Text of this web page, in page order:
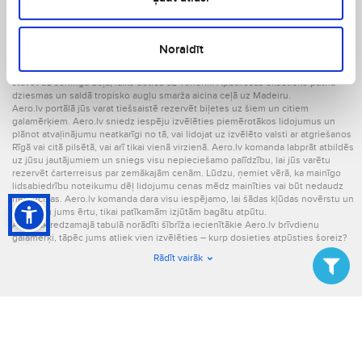
Noraidīt
ērti un bez raizēm. Izvēlieties čarterreisus un ceļojiet lētāk ar Aero.lv. Ja
nezināt, kas ir čarterreiss – tas ir grafikā neiekļauts lidojums uz jūsu izvēlēto
brīvdienu galamērķi.
Ja bieži sapņojat par relaksējošiem, bezrūpīgiem atpūtas mirkļiem baltā
pludmalē, seju glāstot maigiem saules stariem – čarterlidojums uz Turciju būs
ideāls variants atpūtai siltajās zemēs. Savukārt, ja vēlaties ķert okeāna viļņus,
stāvot uz sērfinga dēļa, laiks doties uz Tenerifi. Apburošās eksotisko putnu
dziesmas un saldā tropisko augļu smarža aicina ceļā uz Madeiru.
Aero.lv portālā jūs varat tiešsaistē rezervēt biļetes uz šiem un citiem
galamērķiem. Aero.lv sniedz iespēju izvēlēties piemērotākos lidojumus un
plānot atvaļinājumu neatkarīgi no tā, vai lidojat uz izvēlēto valsti ar atgriešanos
Rīgā vai citā pilsētā, vai arī tikai vienā virzienā. Aero.lv komanda labprāt atbildēs
uz jūsu jautājumiem un sniegs visu nepieciešamo palīdzību, lai jūs varētu
rezervēt čarterreisus par zemākajām cenām. Lūdzu, ņemiet vērā, ka mainīgo
lidsabiedrību noteikumu dēļ lidojumu cenas mēdz mainīties vai būt nedaudz
neprecīzas. Aero.lv komanda dara visu iespējamo, lai šādas kļūdas novērstu un
sagādātu jums ērtu, tikai patīkamām izjūtām bagātu atpūtu.
Augstāk redzamajā tabulā norādīti šībrīža iecienītākie Aero.lv brīvdienu
galamērķi, tāpēc jums atliek vien izvēlēties – kurp dosieties atpūsties šoreiz?
Rādīt vairāk